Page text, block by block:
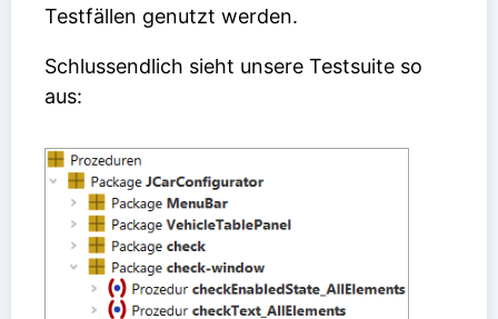
Testfällen genutzt werden.
Schlussendlich sieht unsere Testsuite so
aus: